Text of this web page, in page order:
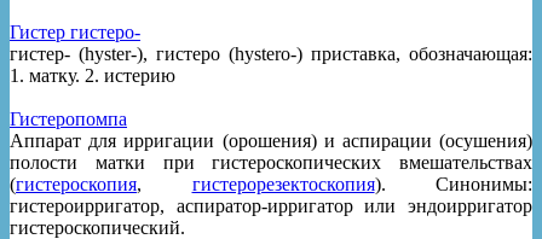
Гистер гистеро-
гистер- (hyster-), гистеро (hystero-) приставка, обозначающая:
1. матку. 2. истерию
Гистеропомпа
Аппарат для ирригации (орошения) и аспирации (осушения)
полости матки при гистероскопических вмешательствах
(гистероскопия, гистерорезектоскопия). Синонимы:
гистероирригатор, аспиратор-ирригатор или эндоирригатор
гистероскопический.